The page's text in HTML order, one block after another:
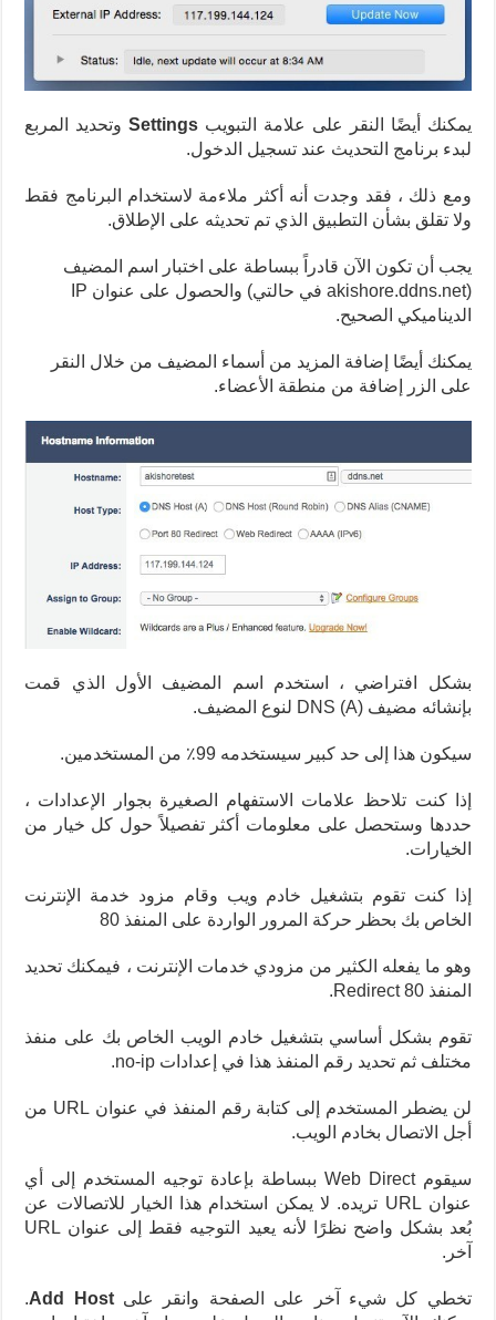
يمكنك أيضًا النقر على علامة التبويب Settingsوتحديد المربع
لبدء برنامج التحديث عند تسجيل الدخول.
ومع ذلك ، فقد وجدت أنه أكثر ملاءمة لاستخدام البرنامج فقط
ولا تقلق بشأن التطبيق الذي تم تحديثه على الإطلاق.
يجب أن تكون الآن قادراً ببساطة على اختبار اسم المضيف
(akishore.ddns.net في حالتي) والحصول على عنوان IP
الديناميكي الصحيح.
يمكنك أيضًا إضافة المزيد من أسماء المضيف من خلال النقر
على الزر إضافة من منطقة الأعضاء.
بشكل افتراضي ، استخدم اسم المضيف الأول الذي قمت
بإنشائه مضيف DNS (A) لنوع المضيف.
سيكون هذا إلى حد كبير سيستخدمه 99٪ من المستخدمين.
إذا كنت تلاحظ علامات الاستفهام الصغيرة بجوار الإعدادات ،
حددها وستحصل على معلومات أكثر تفصيلاً حول كل خيار من
الخيارات.
إذا كنت تقوم بتشغيل خادم ويب وقام مزود خدمة الإنترنت
الخاص بك بحظر حركة المرور الواردة على المنفذ 80
وهو ما يفعله الكثير من مزودي خدمات الإنترنت ، فيمكنك تحديد
المنفذ 80 Redirect.
تقوم بشكل أساسي بتشغيل خادم الويب الخاص بك على منفذ
مختلف ثم تحديد رقم المنفذ هذا في إعدادات no-ip.
لن يضطر المستخدم إلى كتابة رقم المنفذ في عنوان URL من
أجل الاتصال بخادم الويب.
سيقوم Web Direct ببساطة بإعادة توجيه المستخدم إلى أي
عنوان URL تريده. لا يمكن استخدام هذا الخيار للاتصالات عن
بُعد بشكل واضح نظرًا لأنه يعيد التوجيه فقط إلى عنوان URL
آخر.
تخطي كل شيء آخر على الصفحة وانقر على Add Host
.